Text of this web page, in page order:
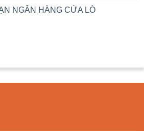
NGÂN HÀNG CỬA LÒ